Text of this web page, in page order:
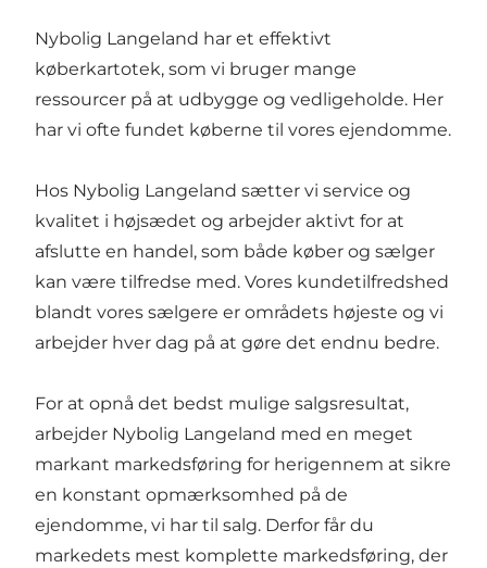
Nybolig Langeland har et effektivt
køberkartotek, som vi bruger mange
ressourcer på at udbygge og vedligeholde. Her
har vi ofte fundet køberne til vores ejendomme.
Hos Nybolig Langeland sætter vi service og
kvalitet i højsædet og arbejder aktivt for at
afslutte en handel, som både køber og sælger
kan være tilfredse med. Vores kundetilfredshed
blandt vores sælgere er områdets højeste og vi
arbejder hver dag på at gøre det endnu bedre.
For at opnå det bedst mulige salgsresultat,
arbejder Nybolig Langeland med en meget
markant markedsføring for herigennem at sikre
en konstant opmærksomhed på de
ejendomme, vi har til salg. Derfor får du
markedets mest komplette markedsføring, der